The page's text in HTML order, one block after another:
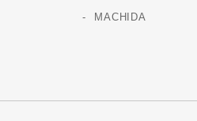
MACHIDA